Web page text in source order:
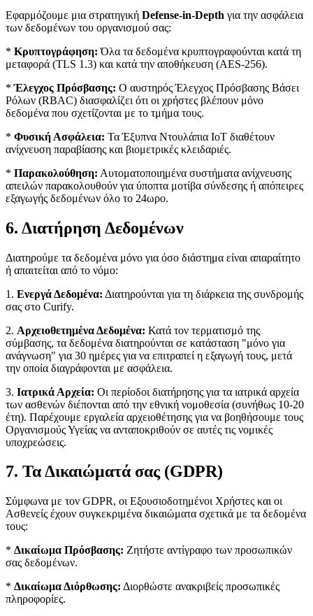
Εφαρμόζουμε μια στρατηγική Defense-in-Depth για την ασφάλεια
των δεδομένων του οργανισμού σας:
* Κρυπτογράφηση: Όλα τα δεδομένα κρυπτογραφούνται κατά τη
μεταφορά (TLS 1.3) και κατά την αποθήκευση (AES-256).
*Έλεγχος Πρόσβασης: Ο αυστηρός Έλεγχος Πρόσβασης Βάσει
Ρόλων (RBAC) διασφαλίζει ότι οι χρήστες βλέπουν μόνο
δεδομένα που σχετίζονται με το τμήμα τους.
* Φυσική Ασφάλεια: Τα Έξυπνα Ντουλάπια IoT διαθέτουν
ανίχνευση παραβίασης και βιομετρικές κλειδαριές.
* Παρακολούθηση: Αυτοματοποιημένα συστήματα ανίχνευσης
απειλών παρακολουθούν για ύποπτα μοτίβα σύνδεσης ή απόπειρες
εξαγωγής δεδομένων όλο το 24ωρο.
6. Διατήρηση Δεδομένων
Διατηρούμε τα δεδομένα μόνο για όσο διάστημα είναι απαραίτητο
ή απαιτείται από το νόμο:
1. Ενεργά Δεδομένα: Διατηρούνται για τη διάρκεια της συνδρομής
σας στο Curify.
2. Αρχειοθετημένα Δεδομένα: Κατά τον τερματισμό της
σύμβασης, τα δεδομένα διατηρούνται σε κατάσταση "μόνο για
ανάγνωση" για 30 ημέρες για να επιτραπεί η εξαγωγή τους, μετά
την οποία διαγράφονται με ασφάλεια.
3. Ιατρικά Αρχεία: Οι περίοδοι διατήρησης για τα ιατρικά αρχεία
των ασθενών διέπονται από την εθνική νομοθεσία (συνήθως 10-20
έτη). Παρέχουμε εργαλεία αρχειοθέτησης για να βοηθήσουμε τους
Οργανισμούς Υγείας να ανταποκριθούν σε αυτές τις νομικές
υποχρεώσεις.
7. Τα Δικαιώματά σας (GDPR)
Σύμφωνα με τον GDPR, οι Εξουσιοδοτημένοι Χρήστες και οι
Ασθενείς έχουν συγκεκριμένα δικαιώματα σχετικά με τα δεδομένα
τους:
* Δικαίωμα Πρόσβασης: Ζητήστε αντίγραφο των προσωπικών
σας δεδομένων.
* Δικαίωμα Διόρθωσης: Διορθώστε ανακριβείς προσωπικές
πληροφορίες.